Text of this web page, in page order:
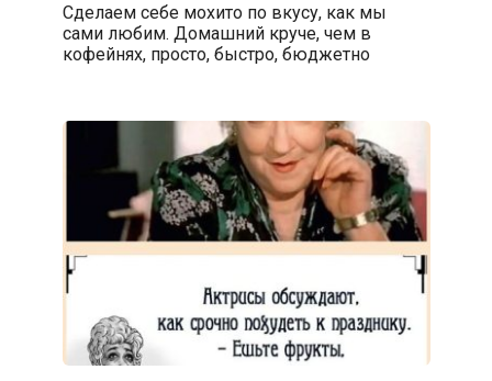
Сделаем себе мохито по вкусу, как мы
сами любим. Домашний круче, чем в
кофейнях, просто, быстро, бюджетно